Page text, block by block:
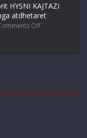
HYSNI KAJTAZI
atdhetaret
Off